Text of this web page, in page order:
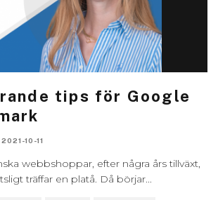
tips för Google
2021-10-11
webbshoppar, efter några års tillväxt,
träffar en platå. Då börjar...